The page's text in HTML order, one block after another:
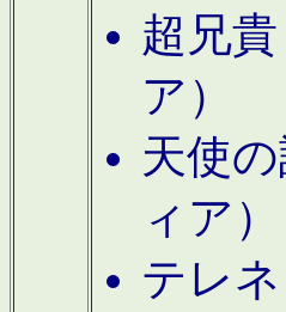
超兄
ア）
天使
ィア）
テレ